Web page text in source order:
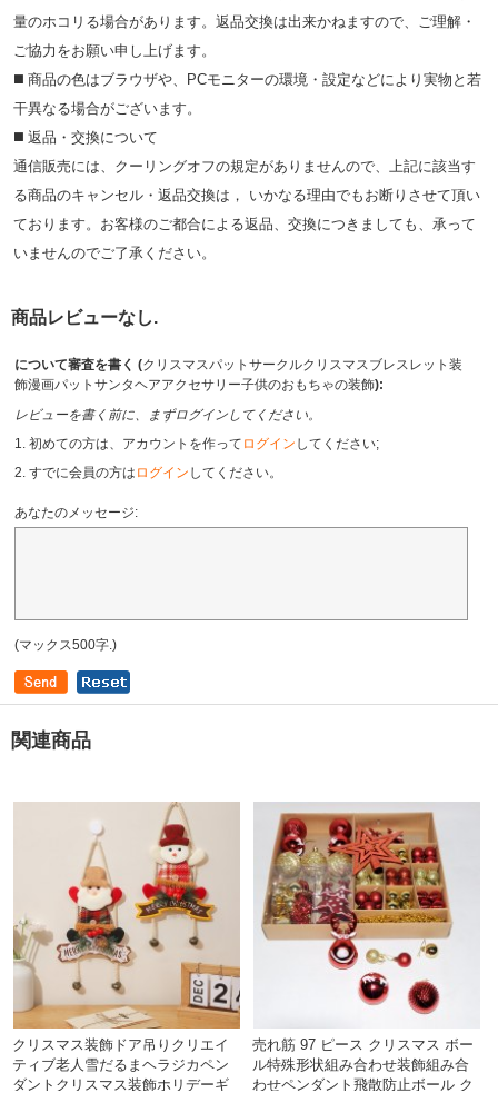
量のホコリる場合があります。返品交換は出来かねますので、ご理解・
ご協⼒をお願い申し上げます。
◼️ 商品の⾊はブラウザや、PCモニターの環境・設定などにより実物と若
⼲異なる場合がございます。
◼️ 返品・交換について
通信販売には、クーリングオフの規定がありませんので、上記に該当す
る商品のキャンセル・返品交換は， いかなる理由でもお断りさせて頂い
ております。お客様のご都合による返品、交換につきましても、承って
いませんのでご了承ください。
商品レビューなし.
について審査を書く (クリスマスパットサークルクリスマスブレスレット装
飾漫画パットサンタヘアアクセサリー子供のおもちゃの装飾):
レビューを書く前に、まずログインしてください。
1. 初めての方は、アカウントを作って ログイン してください;
2. すでに会員の方は ログイン してください。
あなたのメッセージ:
(マックス500字.)
関連商品
クリスマス装飾ドア吊りクリエイ
ティブ老人雪だるまヘラジカペン
ダントクリスマス装飾ホリデーギ
売れ筋 97 ピース クリスマス ボー
ル特殊形状組み合わせ装飾組み合
わせペンダント飛散防止ボール ク